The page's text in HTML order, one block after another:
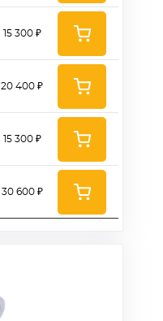
15 300 ₽
20 400 ₽
15 300 ₽
30 600 ₽